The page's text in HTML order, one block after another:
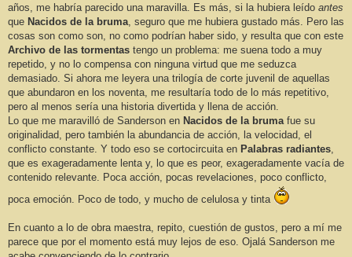
años, me habría parecido una maravilla. Es más, si la hubiera leído antes
que Nacidos de la bruma , seguro que me hubiera gustado más. Pero las
cosas son como son, no como podrían haber sido, y resulta que con este
Archivo de las tormentas tengo un problema: me suena todo a muy
repetido, y no lo compensa con ninguna virtud que me seduzca
demasiado. Si ahora me leyera una trilogía de corte juvenil de aquellas
que abundaron en los noventa, me resultaría todo de lo más repetitivo,
pero al menos sería una historia divertida y llena de acción.
Lo que me maravilló de Sanderson en Nacidos de la bruma fue su
originalidad, pero también la abundancia de acción, la velocidad, el
conflicto constante. Y todo eso se cortocircuita en Palabras radiantes
que es exageradamente lenta y, lo que es peor, exageradamente vacía de
contenido relevante. Poca acción, pocas revelaciones, poco conflicto,
poca emoción. Poco de todo, y mucho de celulosa y tinta
En cuanto a lo de obra maestra, repito, cuestión de gustos, pero a mí me
parece que por el momento está muy lejos de eso. Ojalá Sanderson me